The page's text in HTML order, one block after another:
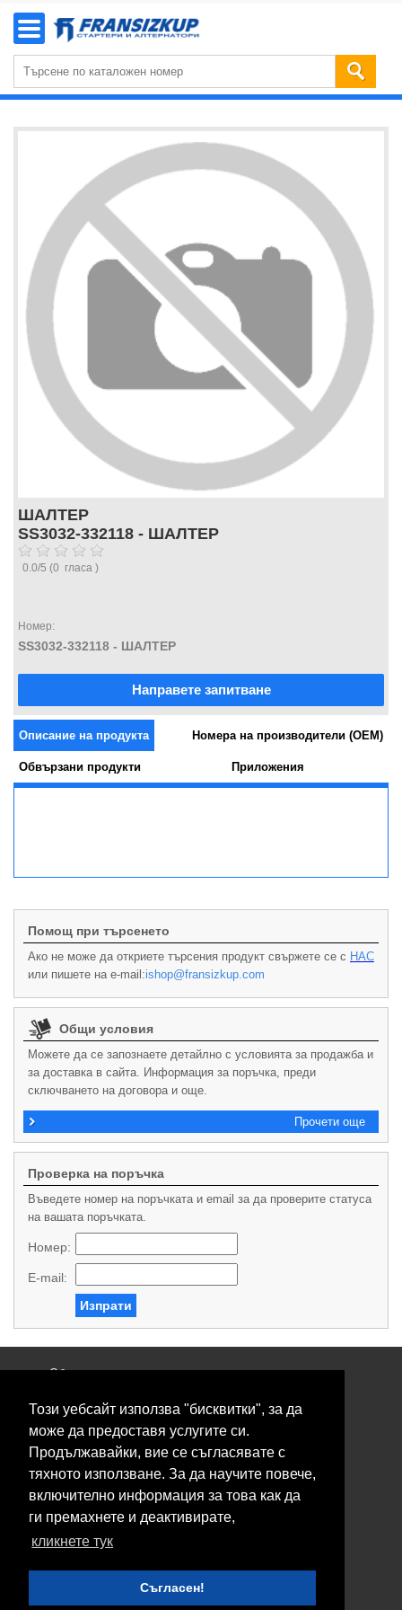
Този уебсайт използва "бисквитки", за да
може да предоставя услугите си.
Продължавайки, вие се съгласявате с
тяхното използване. За да научите повече,
включително информация за това как да
ги премахнете и деактивирате,
кликнете тук
Съгласен!
ШАЛТЕР
SS3032-332118 - ШАЛТЕР
0.0/5 (0 гласа )
Номер:
SS3032-332118 - ШАЛТЕР
Направете запитване
Описание на продукта Номера на производители (OEM)
Обвързани продукти Приложения
Помощ при търсенето
Ако не може да откриете търсения продукт свържете се с НАС
или пишете на e-mail:ishop@fransizkup.com
Общи условия
Можете да се запознаете детайлно с условията за продажба и
за доставка в сайта. Информация за поръчка, преди
сключването на договора и още.
Прочети още
Проверка на поръчка
Въведете номер на поръчката и email за да проверите статуса
на вашата поръчката.
Номер:
E-mail:
Изпрати
Общи условия
Свържете се с нас
Контакти
Нашите сервизи
Блог
© 2026 Fransizkup.bg всички права запазени
Изграждане и поддръжка от
Boby_fransizkup